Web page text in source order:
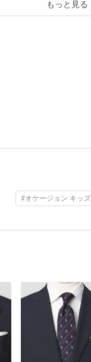
もっと見る
#オケージョン キッズ